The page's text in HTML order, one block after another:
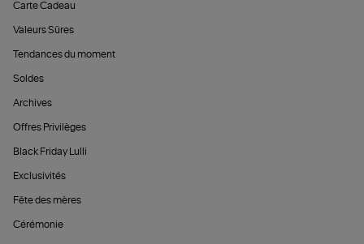
Carte Cadeau
Valeurs Sûres
Tendances du moment
Soldes
Archives
Offres Privilèges
Black Friday Lulli
Exclusivités
Fête des mères
Cérémonie